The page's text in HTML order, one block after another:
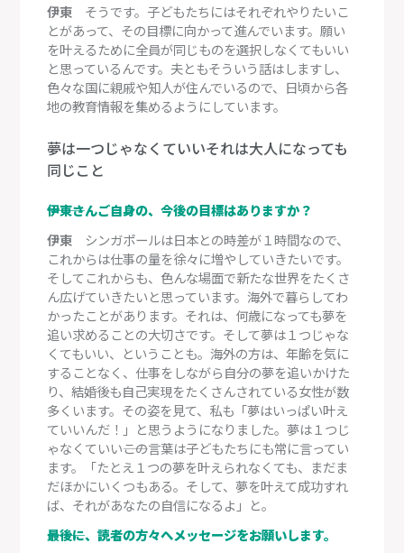
伊東 そうです。子どもたちにはそれぞれやりたいこ
とがあって、その目標に向かって進んでいます。願い
を叶えるために全員が同じものを選択しなくてもいい
と思っているんです。夫ともそういう話はしますし、
色々な国に親戚や知人が住んでいるので、日頃から各
地の教育情報を集めるようにしています。
夢は一つじゃなくていいそれは大人になっても
同じこと
―――伊東さんご自身の、今後の目標はありますか？
伊東 シンガポールは日本との時差が１時間なので、
これからは仕事の量を徐々に増やしていきたいです。
そしてこれからも、色んな場面で新たな世界をたくさ
ん広げていきたいと思っています。海外で暮らしてわ
かったことがあります。それは、何歳になっても夢を
追い求めることの大切さです。そして夢は１つじゃな
くてもいい、ということも。海外の方は、年齢を気に
することなく、仕事をしながら自分の夢を追いかけた
り、結婚後も自己実現をたくさんされている女性が数
多くいます。その姿を見て、私も「夢はいっぱい叶え
ていいんだ！」と思うようになりました。夢は１つじ
ゃなくていい――この言葉は子どもたちにも常に言ってい
ます。「たとえ１つの夢を叶えられなくても、まだま
だほかにいくつもある。そして、夢を叶えて成功すれ
ば、それがあなたの自信になるよ」と。
―――最後に、読者の方々へメッセージをお願いします。